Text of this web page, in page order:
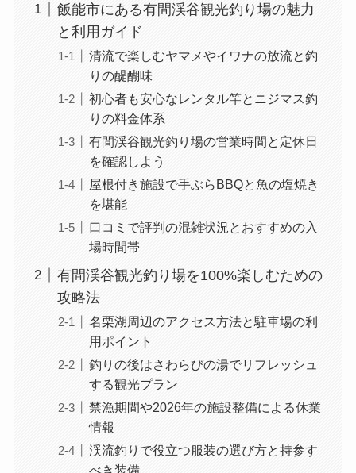
飯能市にある有間渓谷観光釣り場の魅力
と利用ガイド
清流で楽しむヤマメやイワナの放流と釣
りの醍醐味
初心者も安心なレンタル竿とニジマス釣
りの料金体系
有間渓谷観光釣り場の営業時間と定休日
を確認しよう
屋根付き施設で手ぶらBBQと魚の塩焼き
を堪能
口コミで評判の混雑状況とおすすめの入
場時間帯
有間渓谷観光釣り場を100%楽しむための
攻略法
名栗湖周辺のアクセス方法と駐車場の利
用ポイント
釣りの後はさわらびの湯でリフレッシュ
する観光プラン
禁漁期間や2026年の施設整備による休業
情報
渓流釣りで役立つ服装の選び方と持参す
べき装備